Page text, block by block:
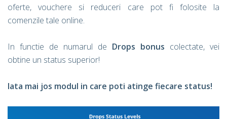
oferte, vouchere si reduceri care pot fi folosite la
comenzile tale online.
In functie de numarul de Drops bonus colectate, vei
obtine un status superior!
Iata mai jos modul in care poti atinge fiecare status!